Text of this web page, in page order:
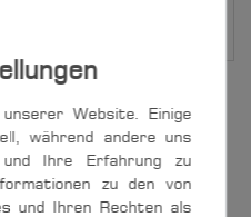
Block mit U-Wirbel
Lasche ist die
einen Blick erkenntlich.
Website. Einige
während andere uns
Ihre Erfahrung zu
zu den von
und Ihren Rechten als